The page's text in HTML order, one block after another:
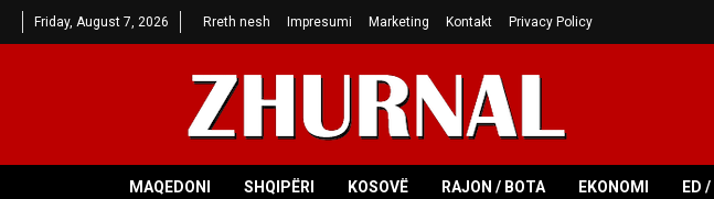
Friday, August 7, 2026 Rreth nesh Impresumi Marketing Kontakt Privacy Policy
MAQEDONI SHQIPËRI KOSOVË RAJON / BOTA EKONOMI ED